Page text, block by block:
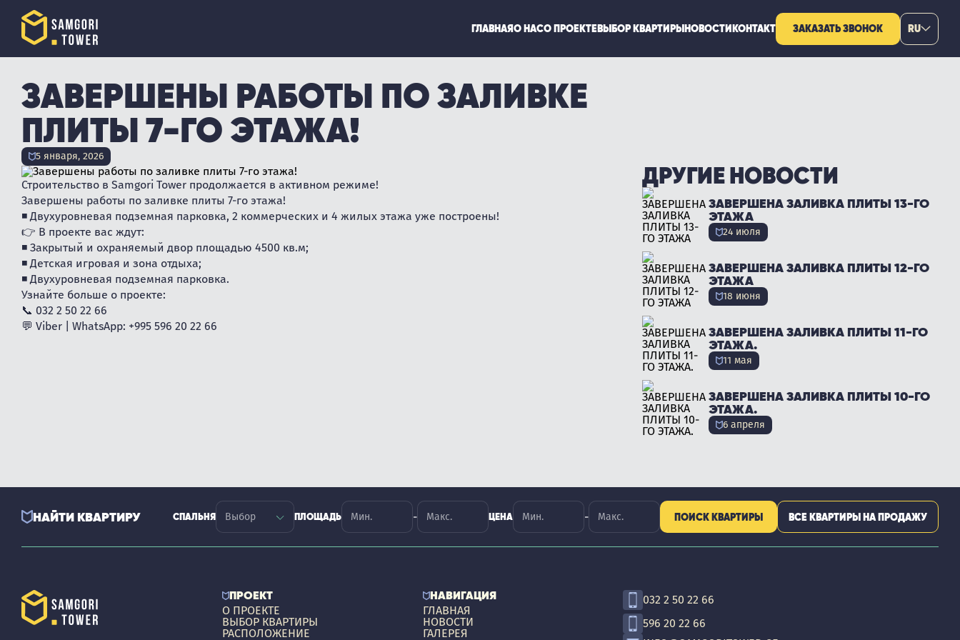
ГЛАВНАЯО НАСО ПРОЕКТЕВЫБОР КВАРТИРЫНОВОСТИКОНТАКТ ЗАКАЗАТЬ ЗВОНОК RU
ЗАВЕРШЕНЫ РАБОТЫ ПО ЗАЛИВКЕ
ПЛИТЫ 7-ГО ЭТАЖА!
5 января, 2026
Строительство в Samgori Tower продолжается в активном режиме!
Завершены работы по заливке плиты 7-го этажа!
◾ Двухуровневая подземная парковка, 2 коммерческих и 4 жилых этажа уже построены!
👉 В проекте вас ждут:
◾ Закрытый и охраняемый двор площадью 4500 кв.м;
◾ Детская игровая и зона отдыха;
◾ Двухуровневая подземная парковка.
Узнайте больше о проекте:
📞 032 2 50 22 66
💬 Viber | WhatsApp: +995 596 20 22 66
ДРУГИЕ НОВОСТИ
ЗАВЕРШЕНА ЗАЛИВКА ПЛИТЫ 13-ГО
ЭТАЖА
24 июля
ЗАВЕРШЕНА ЗАЛИВКА ПЛИТЫ 12-ГО
ЭТАЖА
18 июня
ЗАВЕРШЕНА ЗАЛИВКА ПЛИТЫ 11-ГО
ЭТАЖА.
11 мая
ЗАВЕРШЕНА ЗАЛИВКА ПЛИТЫ 10-ГО
ЭТАЖА.
6 апреля
НАЙТИ КВАРТИРУ СПАЛЬНЯ ПЛОЩАДЬ - ЦЕНА - ПОИСК КВАРТИРЫ ВСЕ КВАРТИРЫ НА ПРОДАЖУ
ПРОЕКТ
О ПРОЕКТЕ
ВЫБОР КВАРТИРЫ
РАСПОЛОЖЕНИЕ
НАВИГАЦИЯ
ГЛАВНАЯ
НОВОСТИ
ГАЛЕРЕЯ
032 2 50 22 66
596 20 22 66